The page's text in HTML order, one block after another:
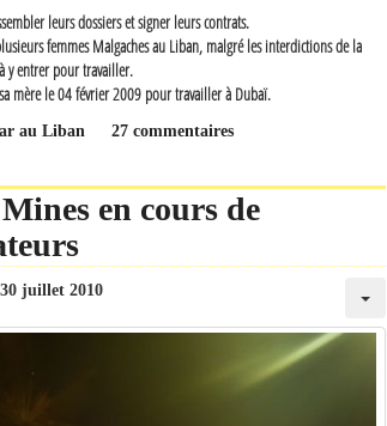
leurs dossiers et signer leurs contrats.
femmes Malgaches au Liban, malgré les interdictions de la
y entrer pour travailler.
mère le 04 février 2009 pour travailler à Dubaï.
au Liban 27 commentaires
en cours de
30 juillet 2010